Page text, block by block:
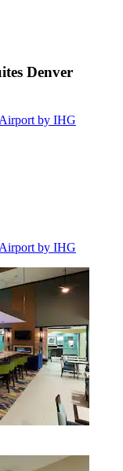
Denver
by IHG
by IHG